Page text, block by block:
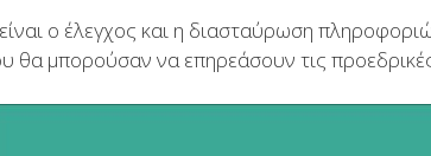
ο έλεγχος και η διασταύρωση
θα μπορούσαν να επηρεάσουν τις